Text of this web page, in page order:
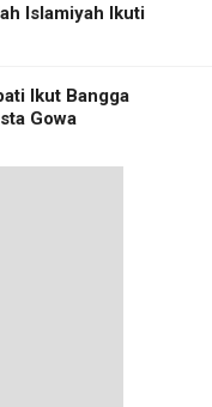
Islamiyah Ikuti
Ikut Bangga
Gowa